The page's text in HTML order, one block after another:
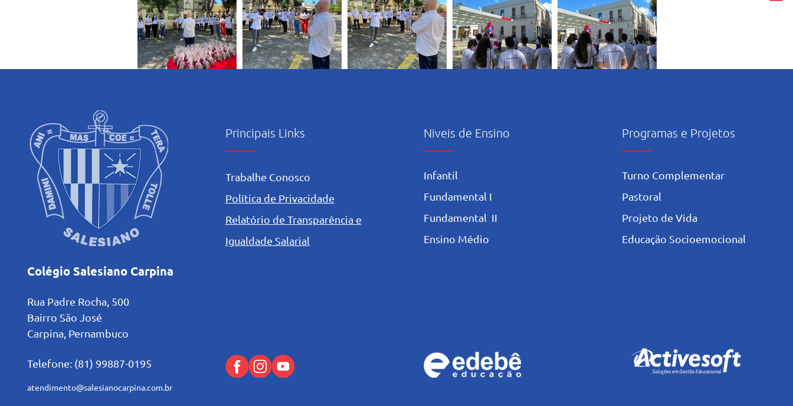
Colégio Salesiano Carpina
Rua Padre Rocha, 500
Bairro São José
Carpina, Pernambuco
Telefone: (81) 99887-0195
atendimento@salesianocarpina.com.br
Principais Links
Trabalhe Conosco
Política de Privacidade
Relatório de Transparência e
Igualdade Salarial
Niveis de Ensino
Infantil
Fundamental I
Fundamental II
Ensino Médio
Programas e Projetos
Turno Complementar
Pastoral
Projeto de Vida
Educação Socioemocional